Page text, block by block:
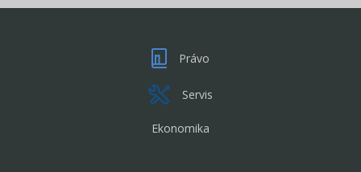
Právo
Servis
Ekonomika